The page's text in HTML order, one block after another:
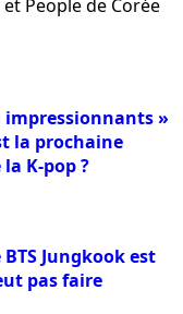
People de Corée
impressionnants »
la prochaine
K-pop ?
BTS Jungkook est
pas faire